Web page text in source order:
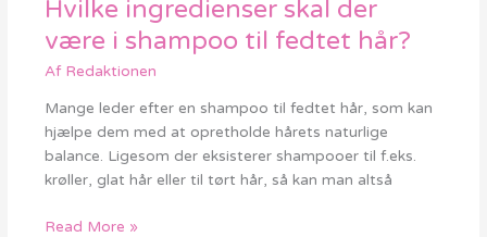
Hvilke ingredienser skal der
være i shampoo til fedtet hår?
Af Redaktionen
Mange leder efter en shampoo til fedtet hår, som kan
hjælpe dem med at opretholde hårets naturlige
balance. Ligesom der eksisterer shampooer til f.eks.
krøller, glat hår eller til tørt hår, så kan man altså
ingredienser
skal
der
være
i
shampoo
til
hår?
Read More »